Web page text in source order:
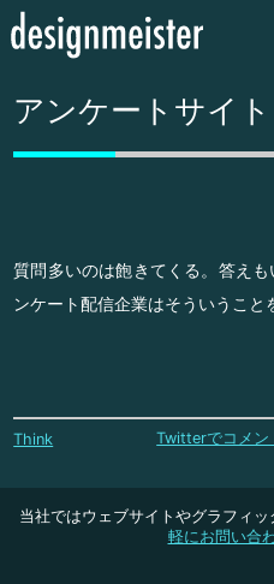
アンケートサイト
質問多いのは飽きてくる。答え
ンケート配信企業はそういうこと
Think Twitterでコメン
当社ではウェブサイトやグラフィッ
軽にお問い合